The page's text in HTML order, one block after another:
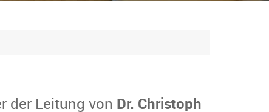
der Leitung von Dr. Christoph